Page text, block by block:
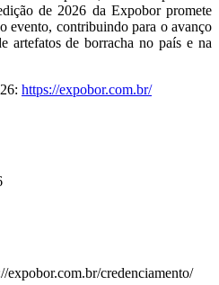
de 2026 da Expobor promete
evento, contribuindo para o avanço
artefatos de borracha no país e na
https://expobor.com.br/
expobor.com.br/credenciamento/